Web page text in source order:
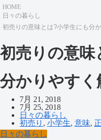
HOME
日々の暮らし
初売りの意味とは?小学生にも分
初売りの意味
分かりやすく
7月 21, 2018
7月 25, 2018
日々の暮らし
初売り , 小学生, 意味,
日々の暮らし